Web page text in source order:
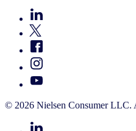
© 2026 Nielsen Consumer LLC.